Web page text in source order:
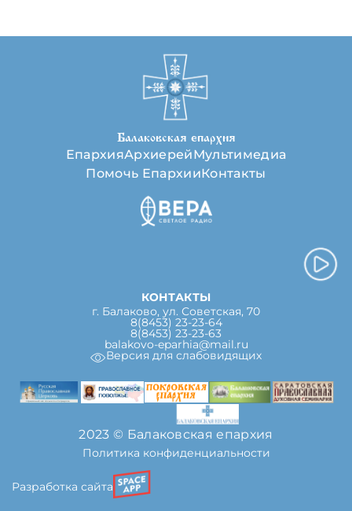
Балаковская епархия
ЕпархияАрхиерейМультимедиа
Помочь ЕпархииКонтакты
КОНТАКТЫ
г. Балаково, ул. Советская, 70
8(8453) 23-23-64
8(8453) 23-23-63
balakovo-eparhia@mail.ru
Версия для слабовидящих
2023 © Балаковская епархия
Политика конфиденциальности
Разработка сайта